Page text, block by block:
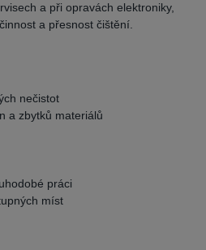
a při opravách elektroniky,
a přesnost čištění.
nečistot
a zbytků materiálů
práci
míst